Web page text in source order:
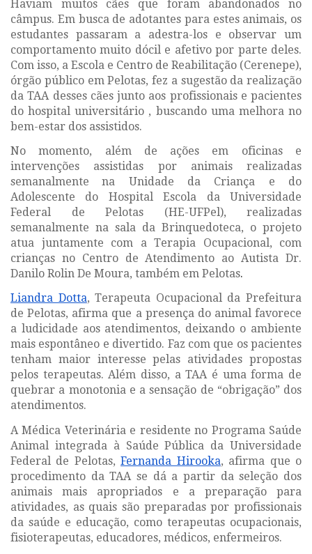
Haviam muitos cães que foram abandonados no
câmpus. Em busca de adotantes para estes animais, os
estudantes passaram a adestra-los e observar um
comportamento muito dócil e afetivo por parte deles.
Com isso, a Escola e Centro de Reabilitação (Cerenepe),
órgão público em Pelotas, fez a sugestão da realização
da TAA desses cães junto aos profissionais e pacientes
do hospital universitário , buscando uma melhora no
bem-estar dos assistidos.
No momento, além de ações em oficinas e
intervenções assistidas por animais realizadas
semanalmente
na Unidade da Criança e do
Adolescente do Hospital Escola da Universidade
Federal de Pelotas (HE-UFPel), realizadas
semanalmente na sala da Brinquedoteca, o projeto
atua juntamente com a Terapia Ocupacional, com
crianças no Centro de Atendimento ao Autista Dr.
Danilo Rolin De Moura, também em Pelotas.
Liandra Dotta, Terapeuta Ocupacional da Prefeitura
de Pelotas, afirma que a presença do animal favorece
a ludicidade aos atendimentos, deixando o ambiente
mais espontâneo e divertido. Faz com que os pacientes
tenham maior interesse pelas atividades propostas
pelos terapeutas. Além disso, a TAA é uma forma de
quebrar a monotonia e a sensação de “obrigação” dos
atendimentos.
A Médica Veterinária e residente no Programa Saúde
Animal integrada à Saúde Pública da Universidade
Federal de Pelotas,Fernanda Hirooka, afirma que o
procedimento da TAA se dá a partir da seleção dos
animais mais apropriados e a preparação para
atividades, as quais são preparadas por profissionais
da saúde e educação, como terapeutas ocupacionais,
fisioterapeutas, educadores, médicos, enfermeiros.